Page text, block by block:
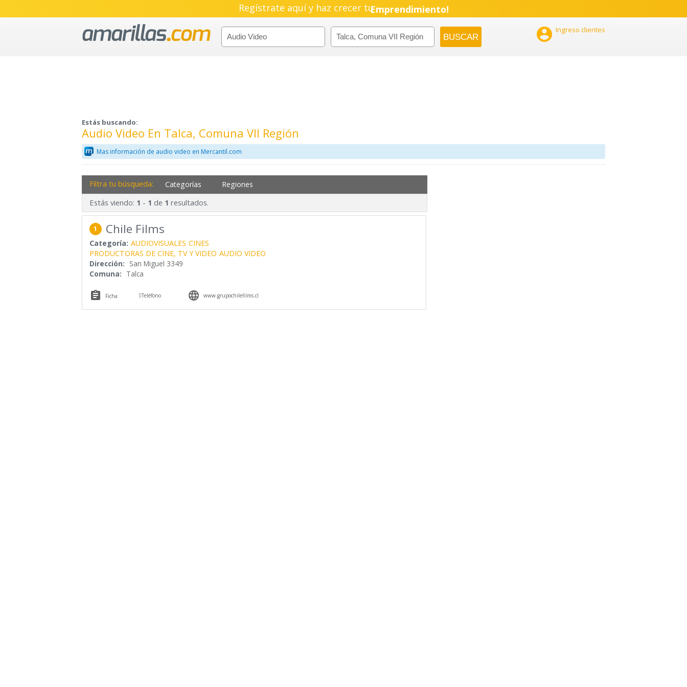
Regístrate aquí y haz crecer tuEmprendimiento!
 Ingreso clientes
Estás buscando:
Audio Video En Talca, Comuna VII Región
Mas información de audio video en Mercantil.com
Filtra tu búsqueda: Categorías Regiones
Estás viendo: 1 - 1 de 1 resultados.
1 Chile Films
Categoría: AUDIOVISUALES CINES
PRODUCTORAS DE CINE, TV Y VIDEO AUDIO VIDEO
Dirección: San Miguel 3349
Comuna: Talca
 Ficha Teléfono  www.grupochilefilms.cl